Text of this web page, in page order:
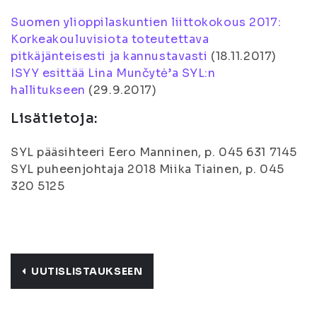
Suomen ylioppilaskuntien liittokokous 2017:
Korkeakouluvisiota toteutettava
pitkäjänteisesti ja kannustavasti (18.11.2017)
ISYY esittää Lina Munčytė’a SYL:n
hallitukseen (29.9.2017)
Lisätietoja:
SYL pääsihteeri Eero Manninen, p. 045 631 7145
SYL puheenjohtaja 2018 Miika Tiainen, p. 045
320 5125
UUTISLISTAUKSEEN